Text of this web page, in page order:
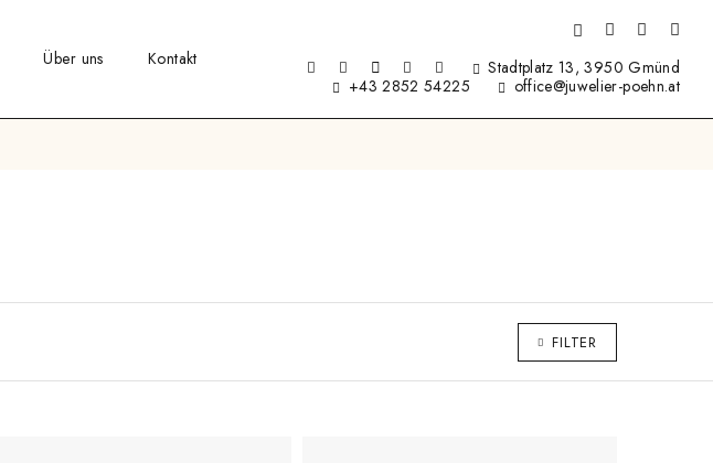
Über uns Kontakt
Stadtplatz 13, 3950 Gmünd
+43 2852 54225
office@juwelier-poehn.at
FILTER